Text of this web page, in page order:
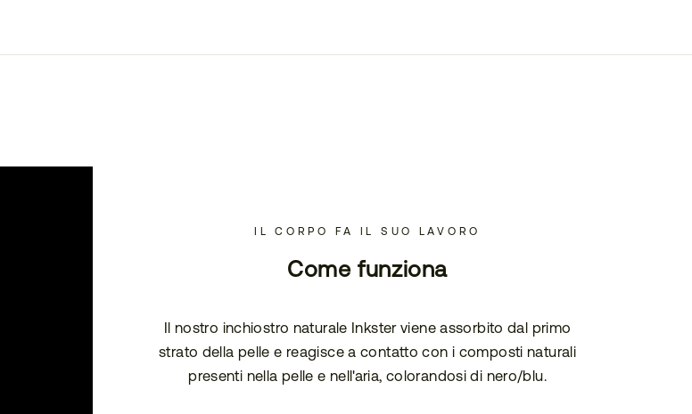
IL CORPO FA IL SUO LAVORO
Come funziona
Il nostro inchiostro naturale Inkster viene assorbito dal primo
strato della pelle e reagisce a contatto con i composti naturali
presenti nella pelle e nell'aria, colorandosi di nero/blu.